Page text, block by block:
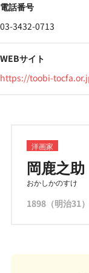
電話番号
03-3432-0713
WEBサイト
https://toobi-
洋画家
岡鹿之助
おかしかのすけ
1898（明治31